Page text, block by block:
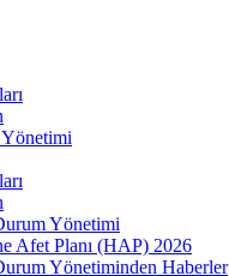
Yönetimi
Afet Planı (HAP) 2026
Yönetiminden Haberler